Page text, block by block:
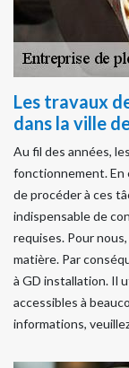
Les travaux
dans la ville
Au fil des années,
fonctionnement. En
de procéder à ces
indispensable de
requises. Pour
matière. Par
à GD installation. Il
accessibles à
informations,